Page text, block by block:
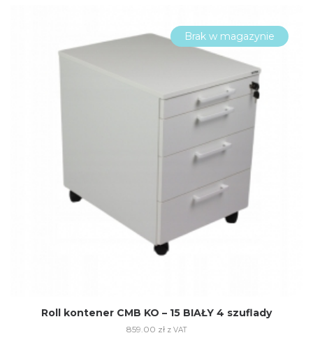
Brak w magazynie
Roll kontener CMB KO – 15 BIAŁY 4 szuflady
859.00 zł z VAT